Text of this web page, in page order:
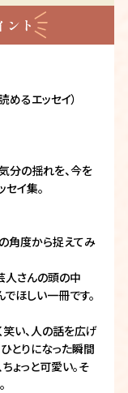
ント
るエッセイ）
分の揺れを、今を
イ集。
の角度から捉えてみ
人さんの頭の中
ほしい一冊です。
い、人の話を広げ
とりになった瞬間
ょっと可愛い。そ